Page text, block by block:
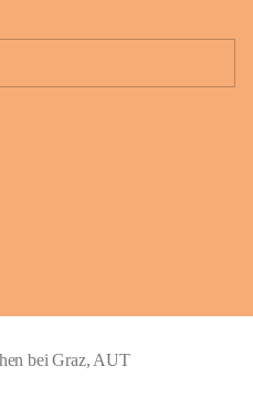
bei Graz, AUT